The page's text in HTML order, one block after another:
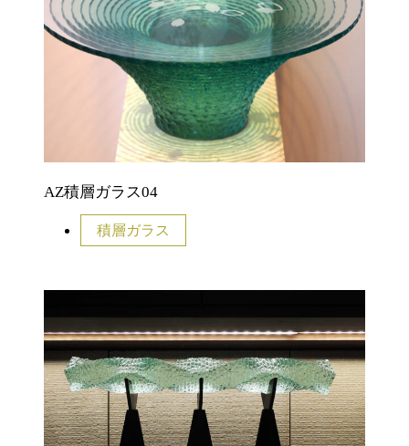
AZ積層ガラス04
積層ガラス